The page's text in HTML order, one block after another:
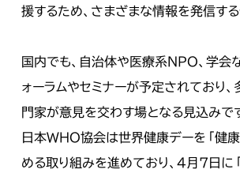
援するため、さまざまな情報を発信する
国内でも、自治体や医療系NPO、学会
ォーラムやセミナーが予定されており
門家が意見を交わす場となる見込みで
日本WHO協会は世界健康デーを「健
める取り組みを進めており、4月7日に